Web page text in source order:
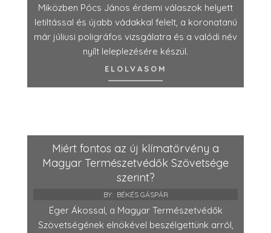
Miközben Pócs János érdemi válaszok helyett
letiltással és újabb vádakkal felelt, a koronatanú
már júliusi poligráfos vizsgálatra és a valódi név
nyílt leleplezésére készül.
ELOLVASOM
Miért fontos az új klímatörvény a
Magyar Természetvédők Szövetsége
szerint?
BY: BÉKÉS GÁSPÁR
Éger Ákossal, a Magyar Természetvédők
Szövetségének elnökével beszélgettünk arról,